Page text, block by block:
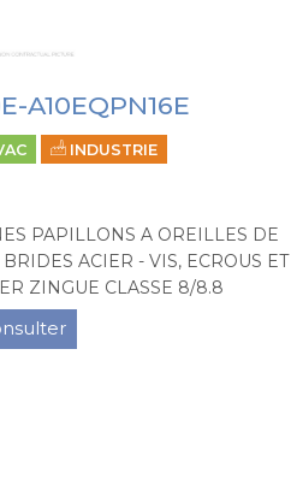
A10EQPN16E
INDUSTRIE
PAPILLONS A OREILLES DE
ACIER - VIS, ECROUS ET
ZINGUE CLASSE 8/8.8